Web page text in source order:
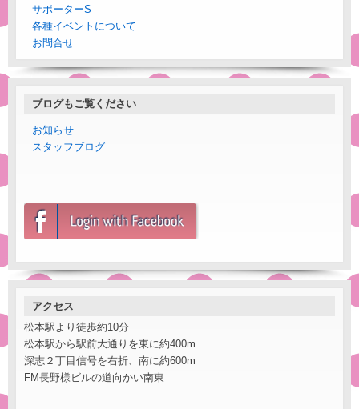
サポーターS
各種イベントについて
お問合せ
ブログもご覧ください
お知らせ
スタッフブログ
アクセス
松本駅より徒歩約10分
松本駅から駅前大通りを東に約400m
深志２丁目信号を右折、南に約600m
FM長野様ビルの道向かい南東